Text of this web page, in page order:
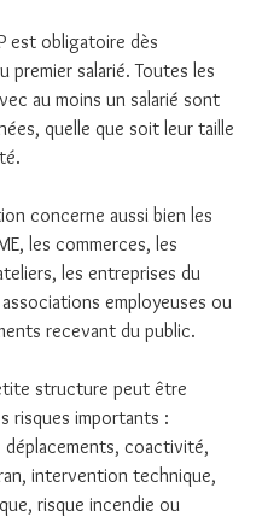
est obligatoire dès
premier salarié. Toutes les
au moins un salarié sont
quelle que soit leur taille
concerne aussi bien les
les commerces, les
les entreprises du
employeuses ou
recevant du public.
structure peut être
risques importants :
déplacements, coactivité,
intervention technique,
risque incendie ou